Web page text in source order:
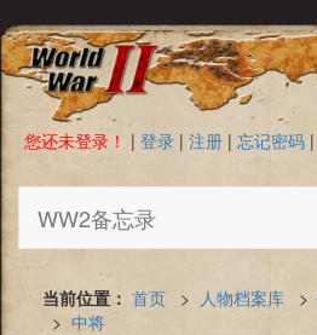
您还未登录！ | 登录 | 注册 | 忘记密码 |
WW2备忘录
当前位置： 首页 > 人物档案库 >
> 中将